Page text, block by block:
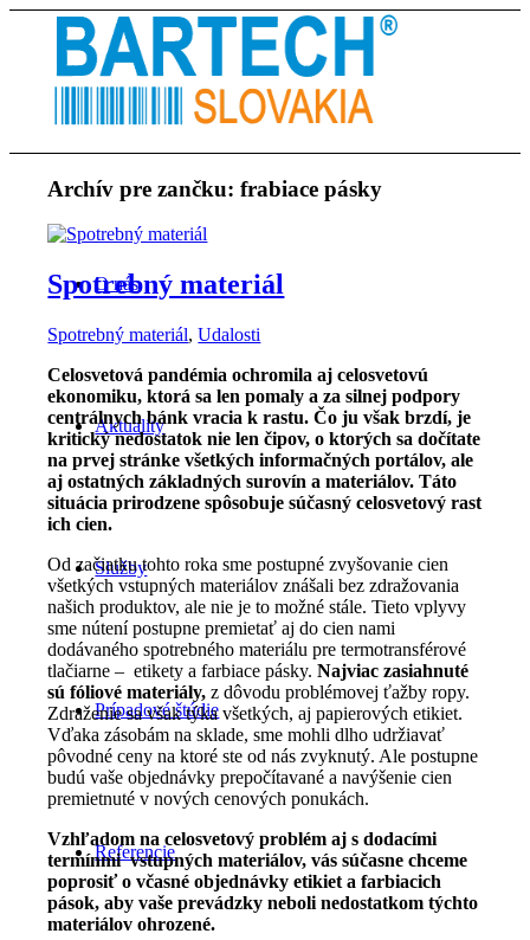
O nás
Aktuality
Služby
Prípadové štúdie
Referencie
Archív pre zančku:frabiace pásky
Spotrebný materiál
Spotrebný materiál,Udalosti
Celosvetová pandémia ochromila aj celosvetovú
ekonomiku, ktorá sa len pomaly a za silnej podpory
centrálnych bánk vracia k rastu. Čo ju však brzdí, je
kritický nedostatok nie len čipov, o ktorých sa dočítate
na prvej stránke všetkých informačných portálov, ale
aj ostatných základných surovín a materiálov. Táto
situácia prirodzene spôsobuje súčasný celosvetový rast
ich cien.
Od začiatku tohto roka sme postupné zvyšovanie cien
všetkých vstupných materiálov znášali bez zdražovania
našich produktov, ale nie je to možné stále. Tieto vplyvy
sme nútení postupne premietať aj do cien nami
dodávaného spotrebného materiálu pre termotransférové
tlačiarne – etikety a farbiace pásky.Najviac zasiahnuté
sú fóliové materiály, z dôvodu problémovej ťažby ropy.
Zdraženie sa však týka všetkých, aj papierových etikiet.
Vďaka zásobám na sklade, sme mohli dlho udržiavať
pôvodné ceny na ktoré ste od nás zvyknutý. Ale postupne
budú vaše objednávky prepočítavané a navýšenie cien
premietnuté v nových cenových ponukách.
Vzhľadom na celosvetový problém aj s dodacími
termínmi vstupných materiálov, vás súčasne chceme
poprosiť o včasné objednávky etikiet a farbiacich
pások, aby vaše prevádzky neboli nedostatkom týchto
materiálov ohrozené.